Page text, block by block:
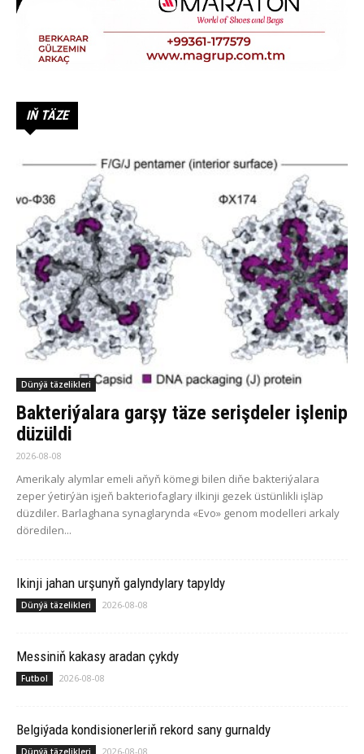
IŇ TÄZE
Dünýä täzelikleri
Bakteriýalara garşy täze serişdeler işlenip
düzüldi
2026-08-08
Amerikaly alymlar emeli aňyň kömegi bilen diňe bakteriýalara
zeper ýetirýän işjeň bakteriofaglary ilkinji gezek üstünlikli işläp
düzdiler. Barlaghana synaglarynda «Evo» genom modelleri arkaly
döredilen...
Ikinji jahan urşunyň galyndylary tapyldy
Dünýä täzelikleri 2026-08-08
Messiniň kakasy aradan çykdy
Futbol 2026-08-08
Belgiýada kondisionerleriň rekord sany gurnaldy
Dünýä täzelikleri 2026-08-08